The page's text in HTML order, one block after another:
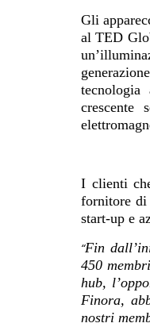
Gli
al TED
I clienti
fornitore di
start-up e
“Fin
450
hub,
Finora,
nostri